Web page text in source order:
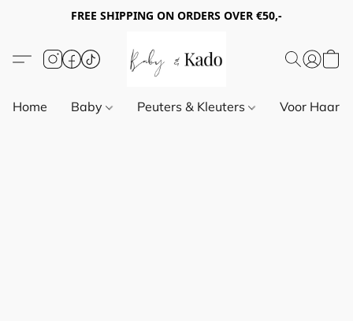
FREE SHIPPING ON ORDERS OVER €50,-
Home Baby Peuters & Kleuters Voor Haar